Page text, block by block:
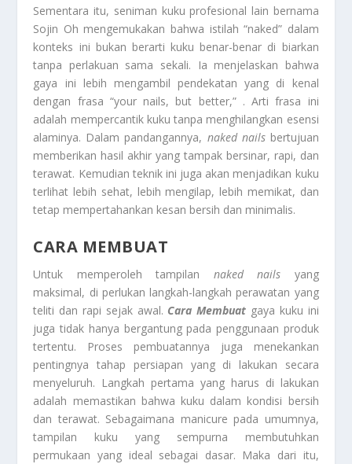
Sementara itu, seniman kuku profesional lain bernama
Sojin Oh mengemukakan bahwa istilah “naked” dalam
konteks ini bukan berarti kuku benar-benar di biarkan
tanpa perlakuan sama sekali. Ia menjelaskan bahwa
gaya ini lebih mengambil pendekatan yang di kenal
dengan frasa “your nails, but better,” . Arti frasa ini
adalah mempercantik kuku tanpa menghilangkan esensi
alaminya. Dalam pandangannya, naked nailsbertujuan
memberikan hasil akhir yang tampak bersinar, rapi, dan
terawat. Kemudian teknik ini juga akan menjadikan kuku
terlihat lebih sehat, lebih mengilap, lebih memikat, dan
tetap mempertahankan kesan bersih dan minimalis.
CARA MEMBUAT
Untuk memperoleh tampilan naked nails yang
maksimal, di perlukan langkah-langkah perawatan yang
teliti dan rapi sejak awal. Cara Membuat gaya kuku ini
juga tidak hanya bergantung pada penggunaan produk
tertentu. Proses pembuatannya juga menekankan
pentingnya tahap persiapan yang di lakukan secara
menyeluruh. Langkah pertama yang harus di lakukan
adalah memastikan bahwa kuku dalam kondisi bersih
dan terawat. Sebagaimana manicure pada umumnya,
tampilan kuku yang sempurna membutuhkan
permukaan yang ideal sebagai dasar. Maka dari itu,